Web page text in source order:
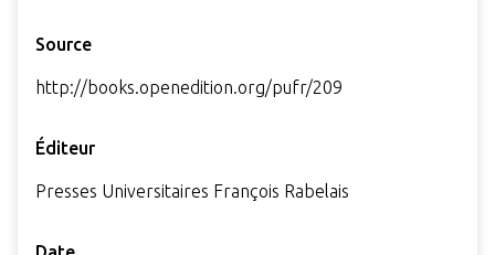
Source
http://books.openedition.org/pufr/209
Éditeur
Presses Universitaires François Rabelais